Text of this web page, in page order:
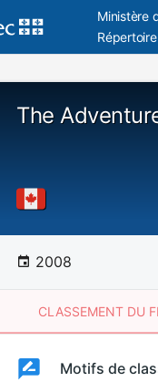
Ministère
The
2008
CLASSEMENT DU
ClassementClassement
Motifs de